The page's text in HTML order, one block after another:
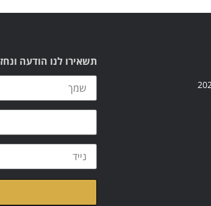
תשאירו לנו הודעה